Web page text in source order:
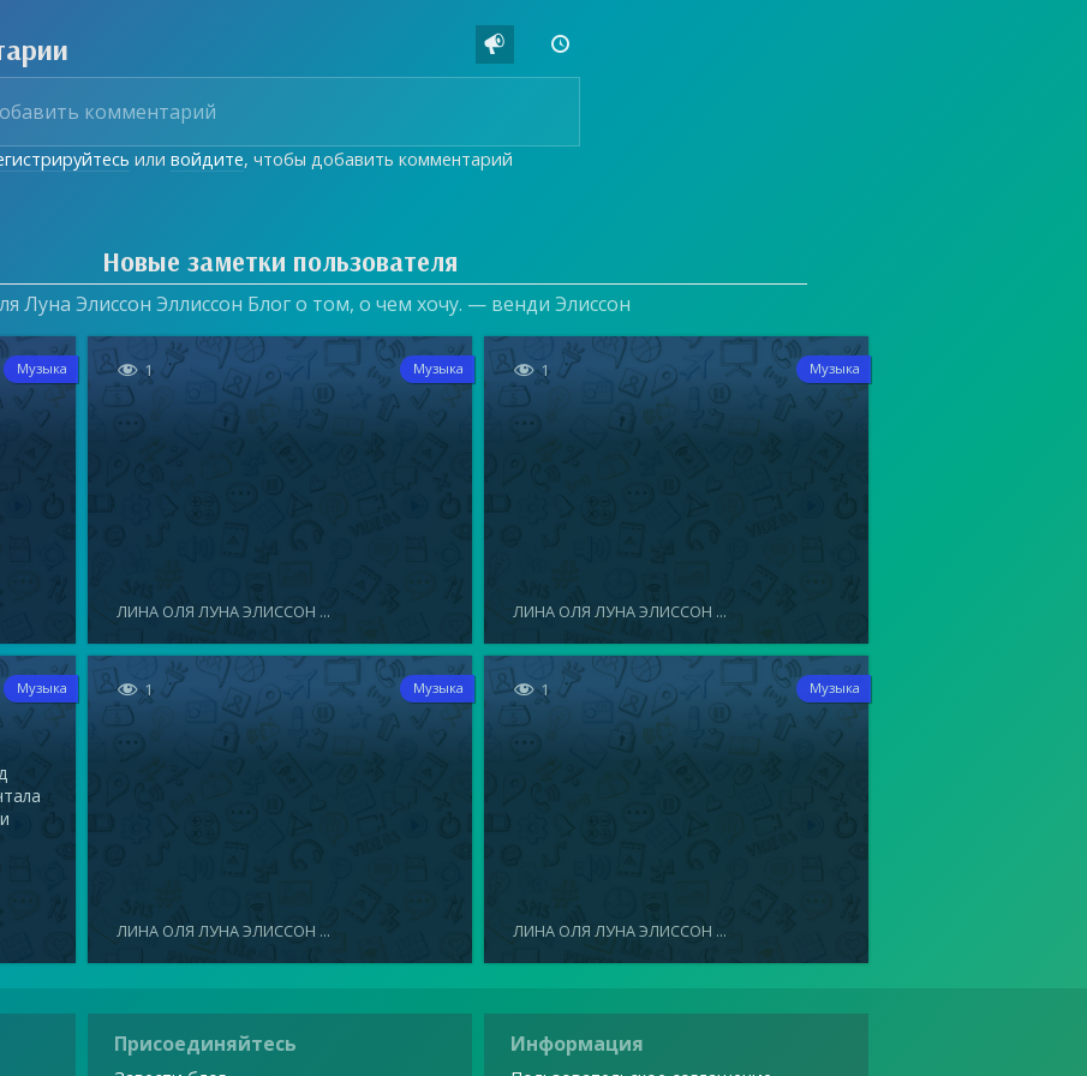
 
иливойдите, чтобы добавить комментарий
Новые заметки пользователя
Луна Элиссон Эллиссон Блог о том, о чем хочу. — венди Элиссон
Музыка  1 Музыка
ЛИНА ОЛЯ ЛУНА ЭЛИССОН ...
 1 Музыка
ЛИНА ОЛЯ ЛУНА ЭЛИССОН ...
Музыка  1 Музыка
ЛИНА ОЛЯ ЛУНА ЭЛИССОН ...
 1 Музыка
ЛИНА ОЛЯ ЛУНА ЭЛИССОН ...
Присоединяйтесь Информация